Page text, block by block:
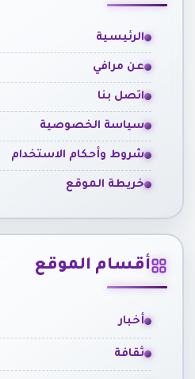
الرئيسية
عن مرافي
اتصل بنا
سياسة الخصوصية
شروط وأحكام الاستخدام
خريطة الموقع
أقسام الموقع
أخبار
ثقافة